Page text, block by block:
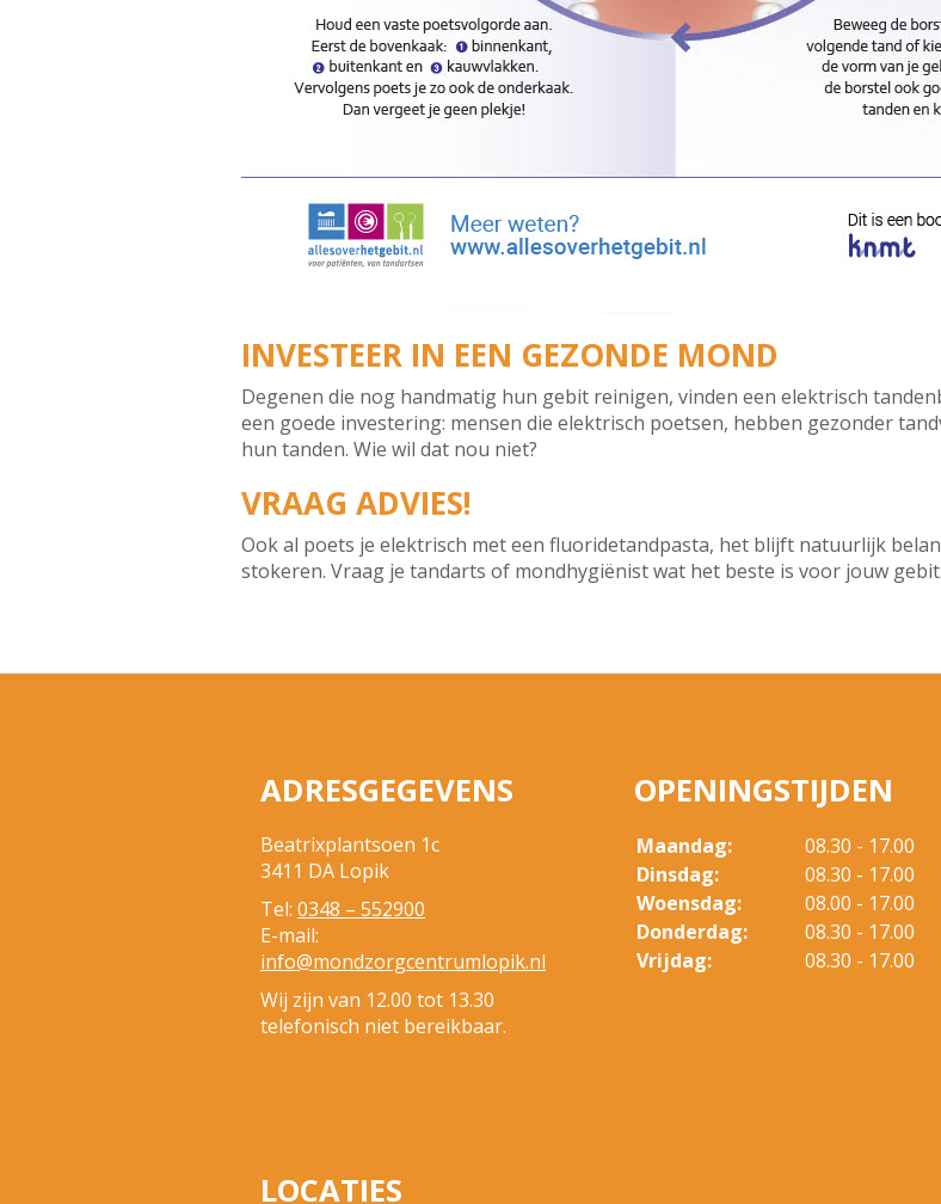
INVESTEER IN EEN GEZONDE MOND
Degenen die nog handmatig hun gebit reinigen, vinden een elektrisch
een goede investering: mensen die elektrisch poetsen, hebben gezonder
hun tanden. Wie wil dat nou niet?
VRAAG ADVIES!
Ook al poets je elektrisch met een fluoridetandpasta, het blijft natuurlijk
stokeren. Vraag je tandarts of mondhygiënist wat het beste is voor jouw gebit.
ADRESGEGEVENS
Beatrixplantsoen 1c
3411 DA Lopik
Tel: 0348 – 552900
E-mail:
info@mondzorgcentrumlopik.nl
Wij zijn van 12.00 tot 13.30
telefonisch niet bereikbaar.
OPENINGSTIJDEN
Maandag:
08.30 - 17.00
Dinsdag:
08.30 - 17.00
Woensdag:
08.00 - 17.00
Donderdag:
08.30 - 17.00
Vrijdag:
08.30 - 17.00
LOCATIES